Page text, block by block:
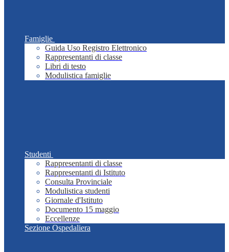
Famiglie
Guida Uso Registro Elettronico
Rappresentanti di classe
Libri di testo
Modulistica famiglie
Studenti
Rappresentanti di classe
Rappresentanti di Istituto
Consulta Provinciale
Modulistica studenti
Giornale d'Istituto
Documento 15 maggio
Eccellenze
Sezione Ospedaliera